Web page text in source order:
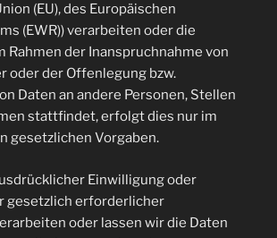
(EU), des Europäischen
(EWR)) verarbeiten oder die
Rahmen der Inanspruchnahme von
oder der Offenlegung bzw.
Daten an andere Personen, Stellen
stattfindet, erfolgt dies nur im
gesetzlichen Vorgaben.
Einwilligung oder
gesetzlich erforderlicher
oder lassen wir die Daten